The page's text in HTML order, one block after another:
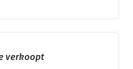
verkoopt